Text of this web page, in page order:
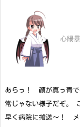
心陽
あらっ！ 顔が真っ青
常じゃない様子だぞ。
早く病院に搬送～！ メ